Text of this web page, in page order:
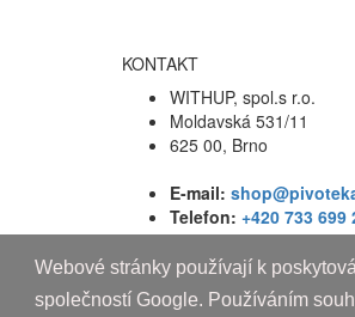
Webové stránky používají k
společností Google. Používáním
KONTAKT
WITHUP, spol.s r.o.
Moldavská 531/11
625 00, Brno
E-mail:
Telefon: +420 733 699
Copyright © 2010-2019 An